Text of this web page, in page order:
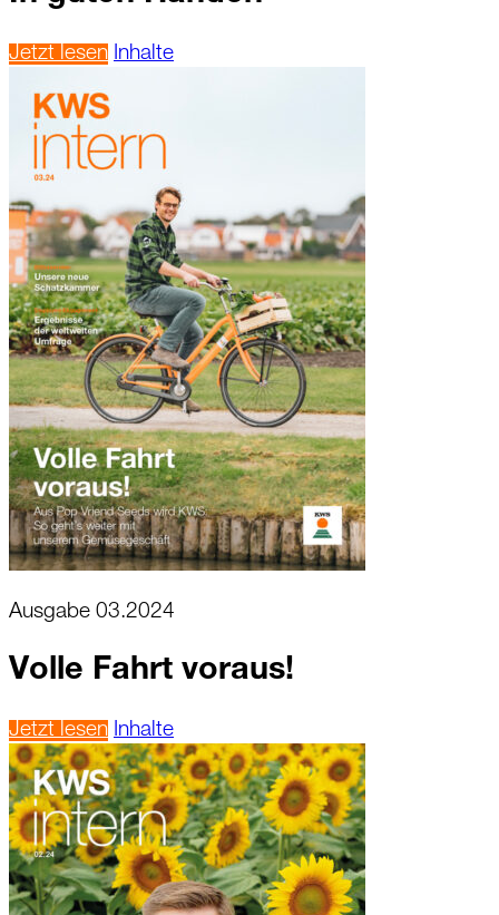
Jetzt lesen Inhalte
Ausgabe 03.2024
Volle Fahrt voraus!
Jetzt lesen Inhalte